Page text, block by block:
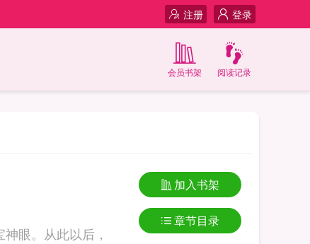
登录
注册
阅读记录
会员书架
眼。从此以后，
加入书架
章节目录